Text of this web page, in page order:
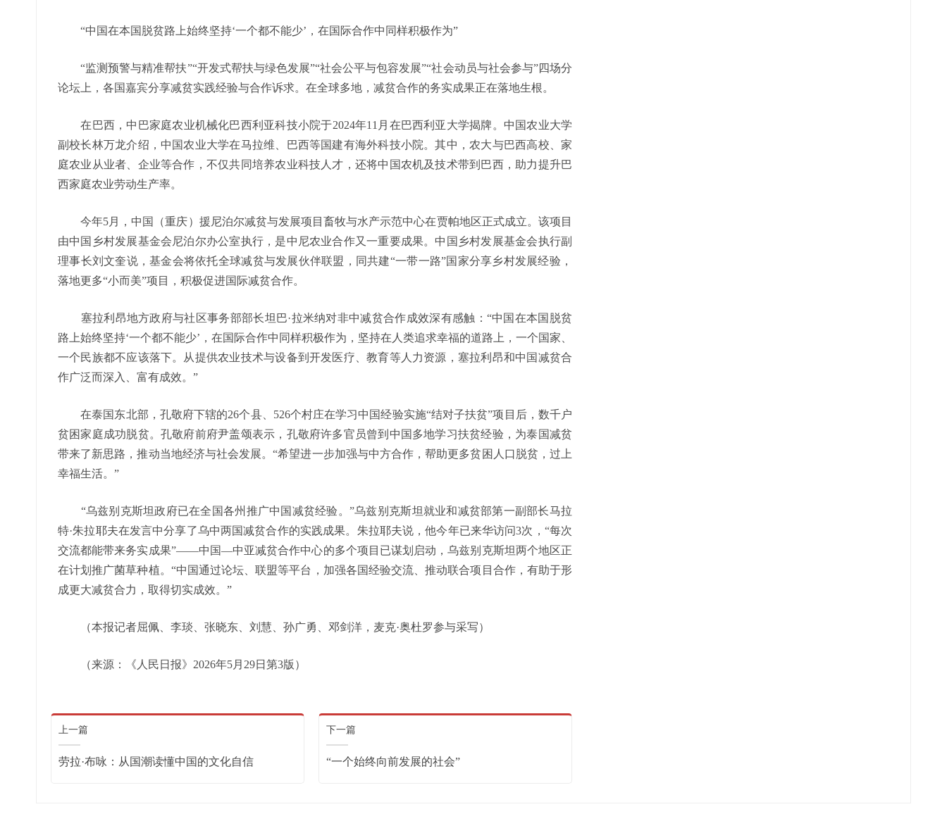
“中国在本国脱贫路上始终坚持‘一个都不能少’，在国际合作中同样积极作为”
“监测预警与精准帮扶”“开发式帮扶与绿色发展”“社会公平与包容发展”“社会动员与社会参与”四场分
论坛上，各国嘉宾分享减贫实践经验与合作诉求。在全球多地，减贫合作的务实成果正在落地生根。
在巴西，中巴家庭农业机械化巴西利亚科技小院于2024年11月在巴西利亚大学揭牌。中国农业大学
副校长林万龙介绍，中国农业大学在马拉维、巴西等国建有海外科技小院。其中，农大与巴西高校、家
庭农业从业者、企业等合作，不仅共同培养农业科技人才，还将中国农机及技术带到巴西，助力提升巴
西家庭农业劳动生产率。
今年5月，中国（重庆）援尼泊尔减贫与发展项目畜牧与水产示范中心在贾帕地区正式成立。该项目
由中国乡村发展基金会尼泊尔办公室执行，是中尼农业合作又一重要成果。中国乡村发展基金会执行副
理事长刘文奎说，基金会将依托全球减贫与发展伙伴联盟，同共建“一带一路”国家分享乡村发展经验，
落地更多“小而美”项目，积极促进国际减贫合作。
塞拉利昂地方政府与社区事务部部长坦巴·拉米纳对非中减贫合作成效深有感触：“中国在本国脱贫
路上始终坚持‘一个都不能少’，在国际合作中同样积极作为，坚持在人类追求幸福的道路上，一个国家、
一个民族都不应该落下。从提供农业技术与设备到开发医疗、教育等人力资源，塞拉利昂和中国减贫合
作广泛而深入、富有成效。”
在泰国东北部，孔敬府下辖的26个县、526个村庄在学习中国经验实施“结对子扶贫”项目后，数千户
贫困家庭成功脱贫。孔敬府前府尹盖颂表示，孔敬府许多官员曾到中国多地学习扶贫经验，为泰国减贫
带来了新思路，推动当地经济与社会发展。“希望进一步加强与中方合作，帮助更多贫困人口脱贫，过上
幸福生活。”
“乌兹别克斯坦政府已在全国各州推广中国减贫经验。”乌兹别克斯坦就业和减贫部第一副部长马拉
特·朱拉耶夫在发言中分享了乌中两国减贫合作的实践成果。朱拉耶夫说，他今年已来华访问3次，“每次
交流都能带来务实成果”——中国—中亚减贫合作中心的多个项目已谋划启动，乌兹别克斯坦两个地区正
在计划推广菌草种植。“中国通过论坛、联盟等平台，加强各国经验交流、推动联合项目合作，有助于形
成更大减贫合力，取得切实成效。”
（本报记者屈佩、李琰、张晓东、刘慧、孙广勇、邓剑洋，麦克·奥杜罗参与采写）
（来源：《人民日报》2026年5月29日第3版）
上一篇
劳拉·布咏：从国潮读懂中国的文化自信
下一篇
“一个始终向前发展的社会”